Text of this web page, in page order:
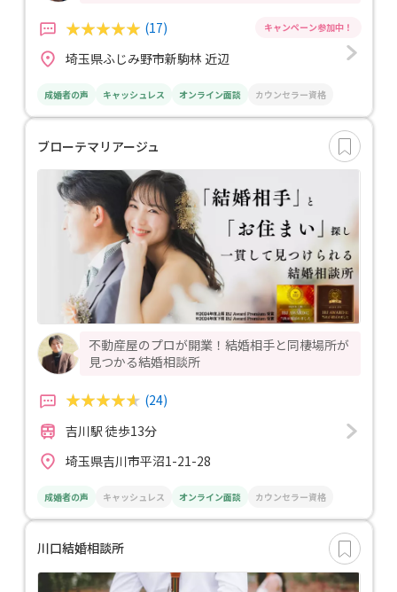
(17)
埼玉県ふじみ野市新駒林 近辺
成婚者の声 キャッシュレス オンライン面談 カウンセラー資格
ブローテマリアージュ
不動産屋のプロが開業！結婚相手と同棲場所が
見つかる結婚相談所
(24)
吉川駅 徒歩13分
埼玉県吉川市平沼1-21-28
成婚者の声 キャッシュレス オンライン面談 カウンセラー資格
川口結婚相談所